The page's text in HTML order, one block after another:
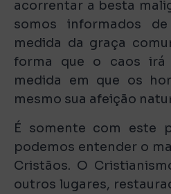
acorrentar a besta
somos informados
medida da graça
forma que o caos irá
medida em que os
mesmo sua afeição
É somente com este
podemos entender o
Cristãos. O
outros lugares,